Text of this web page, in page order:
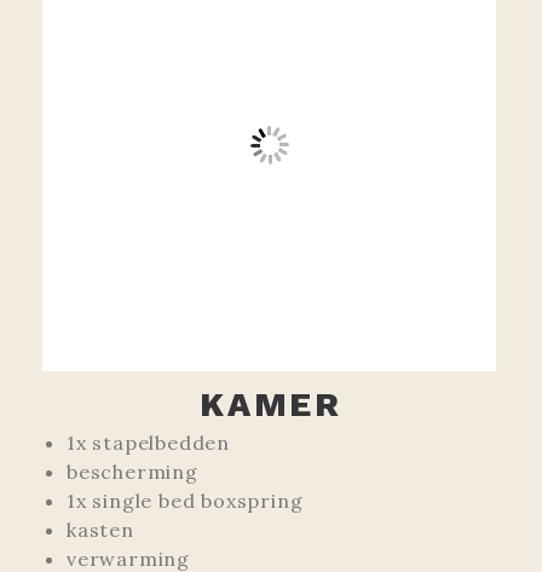
KAMER
1x stapelbedden
bescherming
1x single bed boxspring
kasten
verwarming